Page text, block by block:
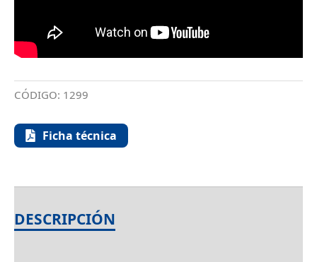
CÓDIGO: 1299
Ficha técnica
DESCRIPCIÓN